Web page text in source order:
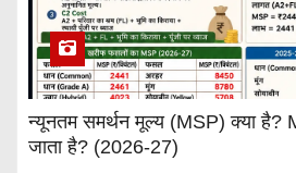
न्यूनतम समर्थन मूल्य (MSP) क्या है?
जाता है? (2026-27)